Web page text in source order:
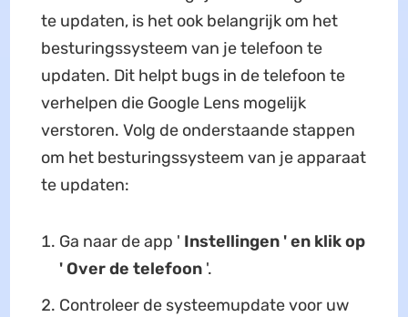
te updaten, is het ook belangrijk om het
besturingssysteem van je telefoon te
updaten. Dit helpt bugs in de telefoon te
verhelpen die Google Lens mogelijk
verstoren. Volg de onderstaande stappen
om het besturingssysteem van je apparaat
te updaten:
Ga naar de app ' Instellingen ' en klik op
' Over de telefoon'.
Controleer de systeemupdate voor uw